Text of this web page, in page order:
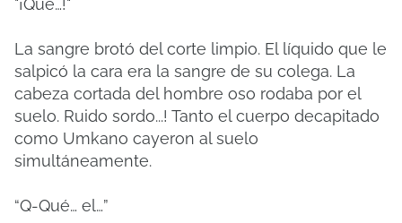
"¡Qué…!"
La sangre brotó del corte limpio. El líquido que le
salpicó la cara era la sangre de su colega. La
cabeza cortada del hombre oso rodaba por el
suelo. Ruido sordo...! Tanto el cuerpo decapitado
como Umkano cayeron al suelo
simultáneamente.
“Q-Qué… el…”